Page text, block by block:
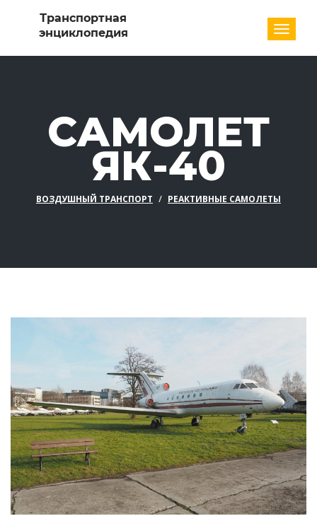
САМОЛЕТ
ЯК-40
ВОЗДУШНЫЙ ТРАНСПОРТ РЕАКТИВНЫЕ САМОЛЕТЫ